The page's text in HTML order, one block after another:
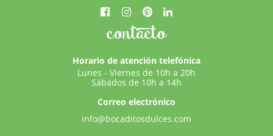
contacto
Horario de atención telefónica
Lunes - Viernes de 10h a 20h
Sábados de 10h a 14h
Correo electrónico
info@bocaditosdulces.com